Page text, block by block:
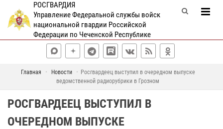
РОСГВАРДИЯ
Управление Федеральной службы войск
национальной гвардии Российской
Федерации по Чеченской Республике
Главная Новости
Росгвардеец выступил в очередном выпуске
ведомственной радиорубрики в Грозном
РОСГВАРДЕЕЦ ВЫСТУПИЛ В
ОЧЕРЕДНОМ ВЫПУСКЕ